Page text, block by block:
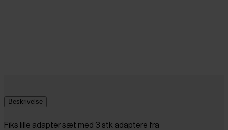
Beskrivelse
Fiks lille adapter sæt med 3 stk adaptere fra